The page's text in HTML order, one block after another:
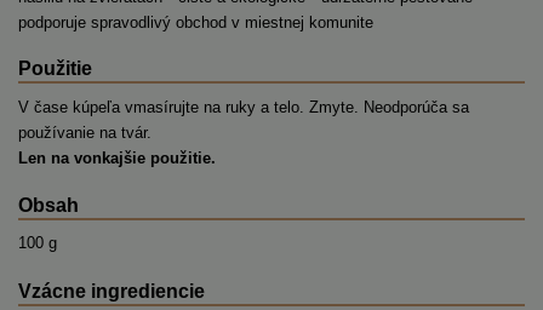
podporuje spravodlivý obchod v miestnej komunite
Použitie
V čase kúpeľa vmasírujte na ruky a telo. Zmyte. Neodporúča sa
používanie na tvár.
Len na vonkajšie použitie.
Obsah
100 g
Vzácne ingrediencie